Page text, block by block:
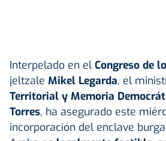
Interpelado en el Congreso de
jeltzale Mikel Legarda, el
Territorial y Memoria
Torres, ha asegurado este
incorporación del enclave